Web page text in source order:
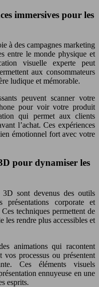
immersives pour les
à des campagnes marketing
entre le monde physique et
visuelle experte peut
aux consommateurs
ludique et mémorable.
peuvent scanner votre
pour voir votre produit
qui permet aux clients
l’achat. Ces expériences
émotionnel fort avec votre
pour dynamiser les
sont devenus des outils
présentations corporate et
techniques permettent de
les rendre plus accessibles et
animations qui racontent
processus ou présentent
Ces éléments visuels
ennuyeuse en une
esprits.